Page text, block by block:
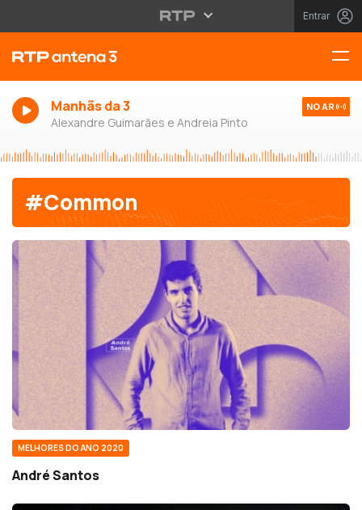
Entrar
Manhãs da 3
Alexandre Guimarães e Andreia Pinto
NO AR
#Common
MELHORES DO ANO 2020
André Santos